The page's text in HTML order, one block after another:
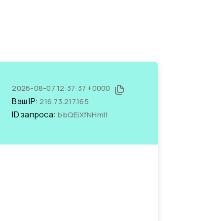
2026-08-07 12:37:37 +0000
Ваш IP:216.73.217.165
ID запроса: bbQEiXfNHmI1